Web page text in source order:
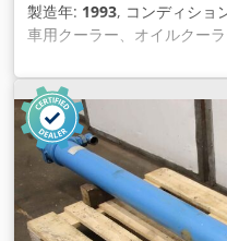
製造年: 1993, コンディショ
車用クーラー、オイルクー
ーラー、油圧オイルクーラ
軽金属オイル/エアクーラー
プ: 5.1074.4
1090/420/H715mm -体重: